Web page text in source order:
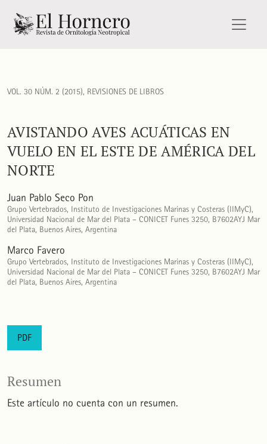
Avistando aves acuáticas en vuelo en el este de América
VOL. 30 NÚM. 2 (2015), REVISIONES DE LIBROS
AVISTANDO AVES ACUÁTICAS EN
VUELO EN EL ESTE DE AMÉRICA DEL
NORTE
Juan Pablo Seco Pon
Grupo Vertebrados, Instituto de Investigaciones Marinas y Costeras (IIMyC),
Universidad Nacional de Mar del Plata – CONICET Funes 3250, B7602AYJ Mar
del Plata, Buenos Aires, Argentina
Marco Favero
Grupo Vertebrados, Instituto de Investigaciones Marinas y Costeras (IIMyC),
Universidad Nacional de Mar del Plata – CONICET Funes 3250, B7602AYJ Mar
del Plata, Buenos Aires, Argentina
PDF
Resumen
Este artículo no cuenta con un resumen.